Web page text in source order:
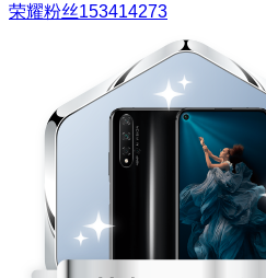
荣耀粉丝153414273